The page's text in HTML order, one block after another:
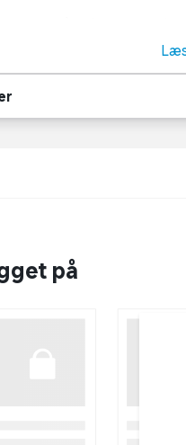
blomst) samt 3 figurer (pink
på